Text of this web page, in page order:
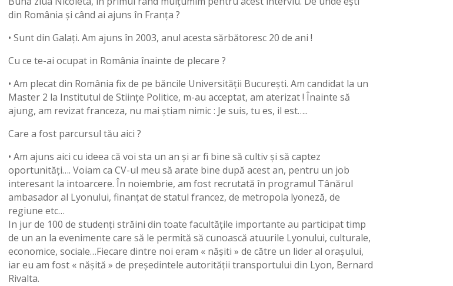
din România și când ai ajuns în Franța ?
• Sunt din Galați. Am ajuns în 2003, anul acesta sărbătoresc 20 de ani !
Cu ce te-ai ocupat in România înainte de plecare ?
• Am plecat din România fix de pe băncile Universității București. Am candidat la un
Master 2 la Institutul de Stiințe Politice, m-au acceptat, am aterizat ! Înainte să
ajung, am revizat franceza, nu mai știam nimic : Je suis, tu es, il est…..
Care a fost parcursul tău aici ?
• Am ajuns aici cu ideea că voi sta un an și ar fi bine să cultiv și să captez
oportunități…. Voiam ca CV-ul meu să arate bine după acest an, pentru un job
interesant la intoarcere. În noiembrie, am fost recrutată în programul Tânărul
ambasador al Lyonului, finanțat de statul francez, de metropola lyoneză, de
regiune etc…
In jur de 100 de studenți străini din toate facultățile importante au participat timp
de un an la evenimente care să le permită să cunoască atuurile Lyonului, culturale,
economice, sociale…Fiecare dintre noi eram « nășiti » de către un lider al orașului,
iar eu am fost « nășită » de președintele autorității transportului din Lyon, Bernard
Rivalta.